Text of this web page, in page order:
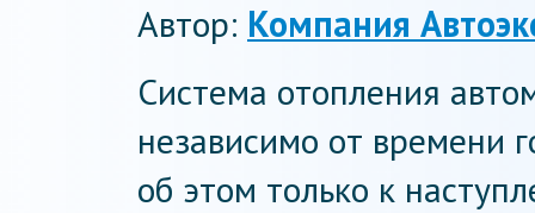
Автор: Компания
Система отопления
независимо от времени
об этом только к